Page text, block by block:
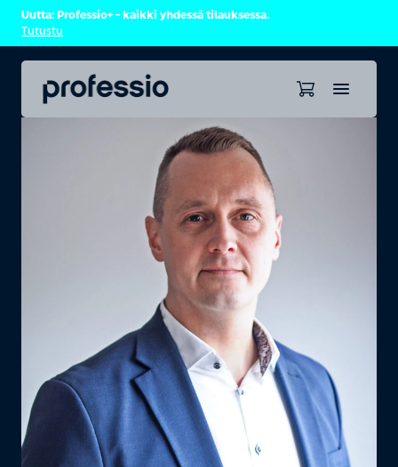
Uutta: Professio+ – kaikki yhdessä tilauksessa.
Tutustu